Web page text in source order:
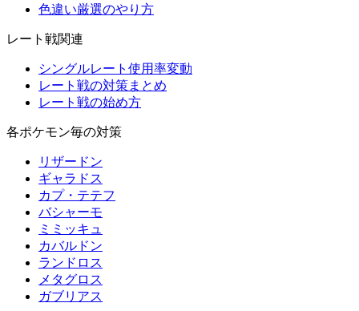
色違い厳選のやり方
レート戦関連
シングルレート使用率変動
レート戦の対策まとめ
レート戦の始め方
各ポケモン毎の対策
リザードン
ギャラドス
カプ・テテフ
バシャーモ
ミミッキュ
カバルドン
ランドロス
メタグロス
ガブリアス